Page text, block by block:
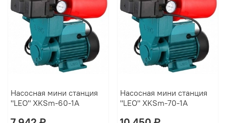
Насосная мини станция
"LEO" XKSm-60-1A
Насосная мини станция
"LEO" XKSm-70-1A